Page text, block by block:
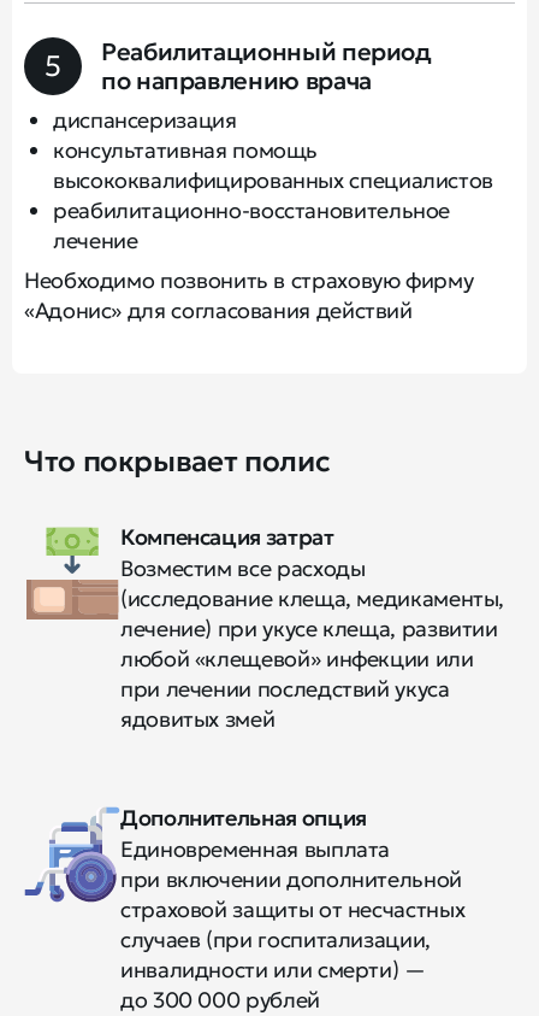
5
Реабилитационный период
по направлению врача
диспансеризация
консультативная помощь
высококвалифицированных специалистов
реабилитационно-восстановительное
лечение
Необходимо позвонить в страховую фирму
«Адонис» для согласования действий
Что покрывает полис
Компенсация затрат
Возместим все расходы
(исследование клеща, медикаменты,
лечение) при укусе клеща, развитии
любой «клещевой» инфекции или
при лечении последствий укуса
ядовитых змей
Дополнительная опция
Единовременная выплата
при включении дополнительной
страховой защиты от несчастных
случаев (при госпитализации,
инвалидности или смерти) —
до 300 000 рублей